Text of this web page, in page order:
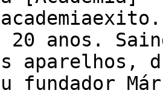
20 anos.
aparelhos,
fundador